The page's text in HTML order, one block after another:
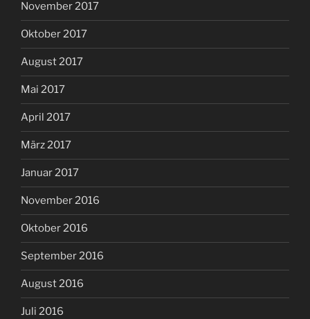
November 2017
Oktober 2017
August 2017
Mai 2017
April 2017
März 2017
Januar 2017
November 2016
Oktober 2016
September 2016
August 2016
Juli 2016